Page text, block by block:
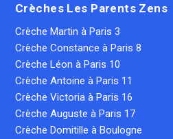
Crèches Les Parents Zens
Crèche Martin à Paris 3
Crèche Constance à Paris 8
Crèche Léon à Paris 10
Crèche Antoine à Paris 11
Crèche Victoria à Paris 16
Crèche Auguste à Paris 17
Crèche Domitille à Boulogne